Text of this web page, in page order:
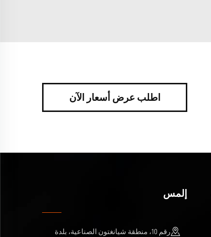
اطلب عرض أسعار الآن
إلمس
رقم 10، منطقة شيانغتون الصناعية، بلدة